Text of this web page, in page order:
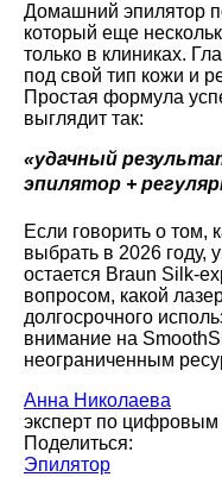
Домашний эпилятор
который еще
только в клиниках.
под свой тип кожи и
Простая формула
выглядит так:
«удачный
эпилятор +
Если говорить о том,
выбрать в 2026 году,
остается Braun Silk-
вопросом, какой
долгосрочного
внимание на
неограниченным
Анна Николаева
эксперт по цифровым
Поделиться:
Эпилятор